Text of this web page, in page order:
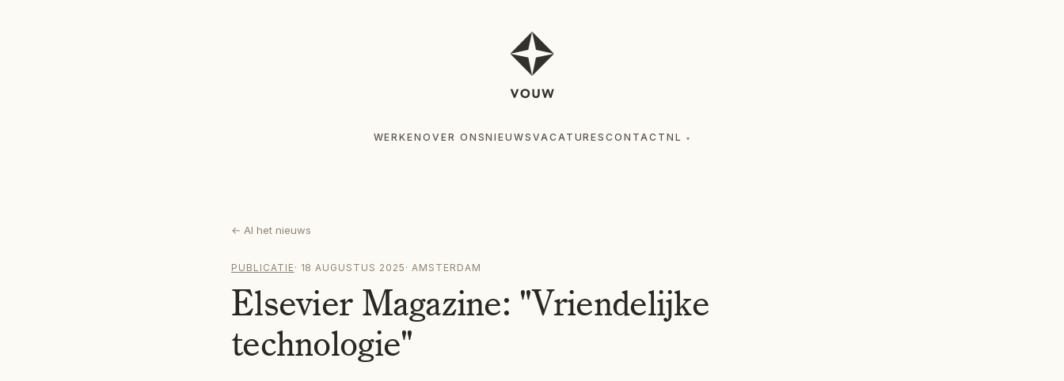
WERKENOVER ONSNIEUWS VACATURESCONTACT NL ▾
← Al het nieuws
PUBLICATIE· 18 AUGUSTUS 2025 · AMSTERDAM
Elsevier Magazine: "Vriendelijke
technologie"